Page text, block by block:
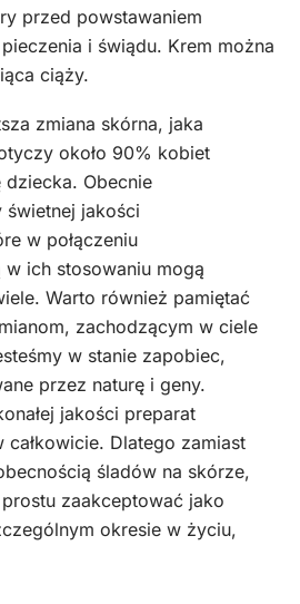
przed powstawaniem
i świądu. Krem można
ciąży.
zmiana skórna, jaka
około 90% kobiet
Obecnie
jakości
w połączeniu
ich stosowaniu mogą
Warto również pamiętać
zachodzącym w ciele
w stanie zapobiec,
przez naturę i geny.
jakości preparat
całkowicie. Dlatego zamiast
śladów na skórze,
zaakceptować jako
okresie w życiu,